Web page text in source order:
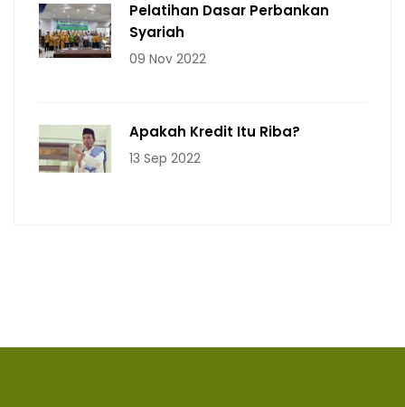
Pelatihan Dasar Perbankan
Syariah
09 Nov 2022
Apakah Kredit Itu Riba?
13 Sep 2022